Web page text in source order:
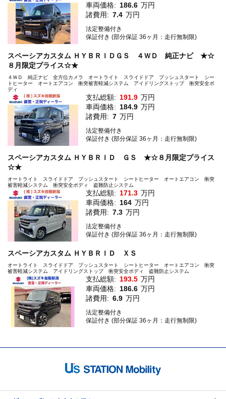
車両価格: 186.6 万円
諸費用: 7.4 万円
法定整備付き
保証付き (部分保証 36ヶ月：走行無制限)
スペーシアカスタム ＨＹＢＲＩＤＧＳ ４ＷＤ 純正ナビ ★☆
８月限定プライス☆★
４ＷＤ 純正ナビ 全方位カメラ オートライト スライドドア プッシュスタート シー
トヒーター オートエアコン 衝突被害軽減システム アイドリングストップ 衝突安全ボ
ディ
支払総額: 191.9 万円
車両価格: 184.9 万円
諸費用: 7 万円
法定整備付き
保証付き (部分保証 36ヶ月：走行無制限)
スペーシアカスタム ＨＹＢＲＩＤ ＧＳ ★☆８月限定プライス
☆★
オートライト スライドドア プッシュスタート シートヒーター オートエアコン 衝突
被害軽減システム 衝突安全ボディ 盗難防止システム
支払総額: 171.3 万円
車両価格: 164 万円
諸費用: 7.3 万円
法定整備付き
保証付き (部分保証 36ヶ月：走行無制限)
スペーシアカスタム ＨＹＢＲＩＤ ＸＳ
オートライト スライドドア プッシュスタート シートヒーター オートエアコン 衝突
被害軽減システム アイドリングストップ 衝突安全ボディ 盗難防止システム
支払総額: 193.5 万円
車両価格: 186.6 万円
諸費用: 6.9 万円
法定整備付き
保証付き (部分保証 36ヶ月：走行無制限)